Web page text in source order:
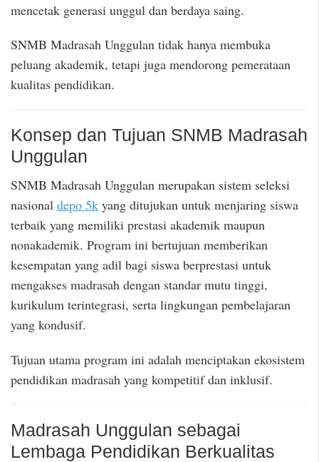
mencetak generasi unggul dan berdaya saing.
SNMB Madrasah Unggulan tidak hanya membuka
peluang akademik, tetapi juga mendorong pemerataan
kualitas pendidikan.
Konsep dan Tujuan SNMB Madrasah
Unggulan
SNMB Madrasah Unggulan merupakan sistem seleksi
nasional depo 5k yang ditujukan untuk menjaring siswa
terbaik yang memiliki prestasi akademik maupun
nonakademik. Program ini bertujuan memberikan
kesempatan yang adil bagi siswa berprestasi untuk
mengakses madrasah dengan standar mutu tinggi,
kurikulum terintegrasi, serta lingkungan pembelajaran
yang kondusif.
Tujuan utama program ini adalah menciptakan ekosistem
pendidikan madrasah yang kompetitif dan inklusif.
Madrasah Unggulan sebagai
Lembaga Pendidikan Berkualitas